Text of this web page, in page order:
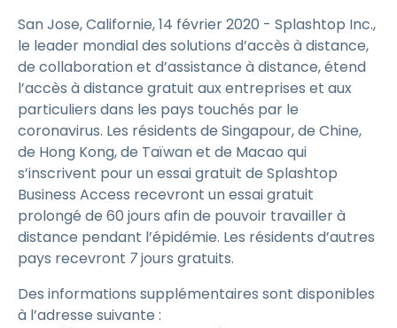
San Jose, Californie, 14 février 2020 - Splashtop Inc.,
le leader mondial des solutions d’accès à distance,
de collaboration et d’assistance à distance, étend
l’accès à distance gratuit aux entreprises et aux
particuliers dans les pays touchés par le
coronavirus. Les résidents de Singapour, de Chine,
de Hong Kong, de Taïwan et de Macao qui
s’inscrivent pour un essai gratuit de Splashtop
Business Access recevront un essai gratuit
prolongé de 60 jours afin de pouvoir travailler à
distance pendant l’épidémie. Les résidents d’autres
pays recevront 7jours gratuits.
Des informations supplémentaires sont disponibles
à l’adresse suivante :